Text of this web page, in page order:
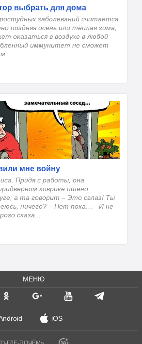
выбрать для дома
заболеваний считается
поздняя осень или тёплая зима,
оказаться в воздухе в любой
иммунитет не сможет
...
мне войну
Придя с работы, она
коврике пшено.
а та говорит – Это сглаз! Ты
ничего? – Нет пока… - И не
сказа...
МЕНЮ
iOS